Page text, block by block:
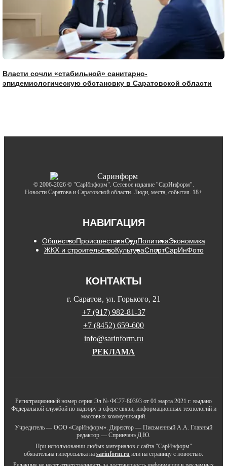
Власти сочли «стабильной» санитарно-
эпидемиологическую обстановку в Саратовской области
© 2006-2026 © "СарИнформ". Сетевое издание "СарИнформ".
Новости Саратова и Саратовской области. Люди, места, события. 18+
НАВИГАЦИЯ
ОбществоПроисшествияСудПолитикаЭкономика
ЖКХ и строительствоКультураСпортСарИнФото
КОНТАКТЫ
г. Саратов, ул. Горького, 21
+7 (917) 982-81-37
+7 (8452) 659-600
info@sarinform.ru
РЕКЛАМА
Регистрационный номер серия Эл № ФС77-80393 от 01 марта 2021 г. выдано
Федеральной службой по надзору в сфере связи, информационных технологий и
массовых коммуникаций.
Учредитель — ООО «СарИнформ». Директор — Письменный А.А. Главный
редактор — Спринчанэ Д.Ю.
При использовании любых материалов с сайта "СарИнформ"
обязательна гиперссылка на sarinform.ru или на страницу с новостью.